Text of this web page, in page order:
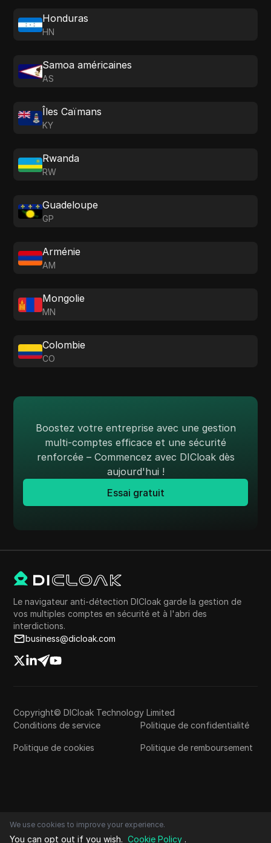
Honduras
HN
Samoa américaines
AS
Îles Caïmans
KY
Rwanda
RW
Guadeloupe
GP
Arménie
AM
Mongolie
MN
Colombie
CO
Boostez votre entreprise avec une gestion
multi-comptes efficace et une sécurité
renforcée – Commencez avec DICloak dès
aujourd'hui !
Essai gratuit
Le navigateur anti-détection DICloak garde la gestion de
vos multiples comptes en sécurité et à l'abri des
interdictions.
business@dicloak.com
Copyright© DICloak Technology Limited
Conditions de service
Politique de confidentialité
Politique de cookies Politique de remboursement
We use cookies to improve your experience.
You can opt out if you wish. Cookie Policy .